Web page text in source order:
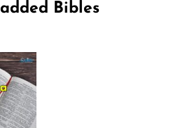
Bibles